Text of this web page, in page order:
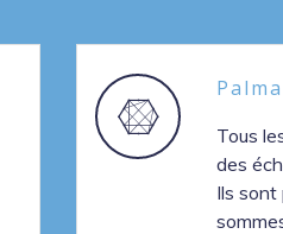
Tous
des
Ils sont